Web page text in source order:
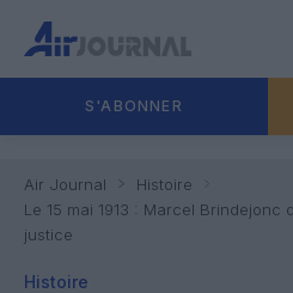
S'ABONNER
Air Journal
Histoire
Le 15 mai 1913 : Marcel Brindejonc
justice
Histoire